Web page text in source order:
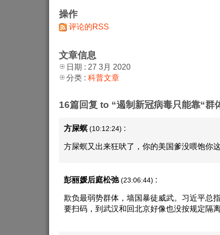
操作
评论的RSS
文章信息
日期 : 27 3月 2020
分类 : 科普文章
16篇回复 to “遏制新冠病毒只能靠“群
方屎螟 (10:12:24) :
方屎螟又出来狂吠了，你的美国爹没喂饱你
彭丽媛后庭松弛 (23:06:44) :
欺负最弱势群体，墙国暴徒威武。习近平总
要扫码，到武汉和回北京好像也没按规定隔